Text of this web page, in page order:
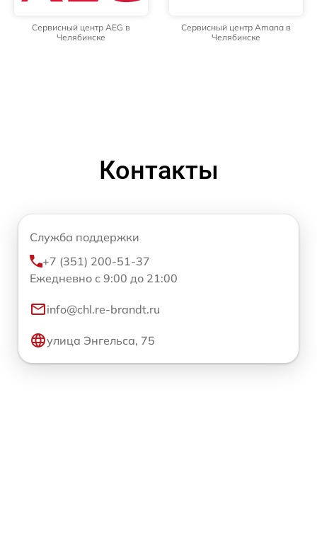
Сервисный центр AEG в
Челябинске
Сервисный центр Amana в
Челябинске
Контакты
Служба поддержки
+7 (351) 200-51-37
Ежедневно с 9:00 до 21:00
info@chl.re-brandt.ru
улица Энгельса, 75